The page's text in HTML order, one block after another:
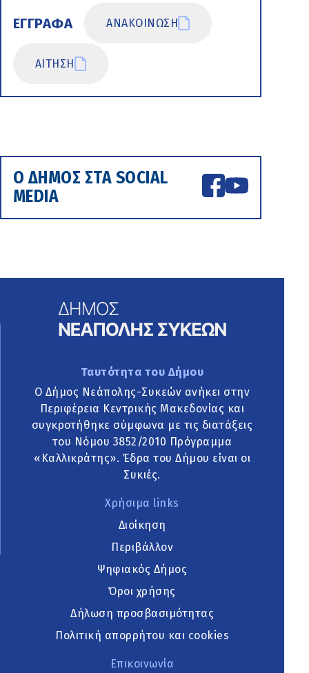
ΕΓΓΡΑΦΑ ΑΝΑΚΟΙΝΩΣΗ
ΑΙΤΗΣΗ
Ο ΔΗΜΟΣ ΣΤΑ SOCIAL
MEDIA
Ταυτότητα του Δήμου
Ο Δήμος Νεάπολης-Συκεών ανήκει στην
Περιφέρεια Κεντρικής Μακεδονίας και
συγκροτήθηκε σύμφωνα με τις διατάξεις
του Νόμου 3852/2010 Πρόγραμμα
«Καλλικράτης». Έδρα του Δήμου είναι οι
Συκιές.
Χρήσιμα links
Διοίκηση
Περιβάλλον
Ψηφιακός Δήμος
Όροι χρήσης
Δήλωση προσβασιμότητας
Πολιτική απορρήτου και cookies
Επικοινωνία